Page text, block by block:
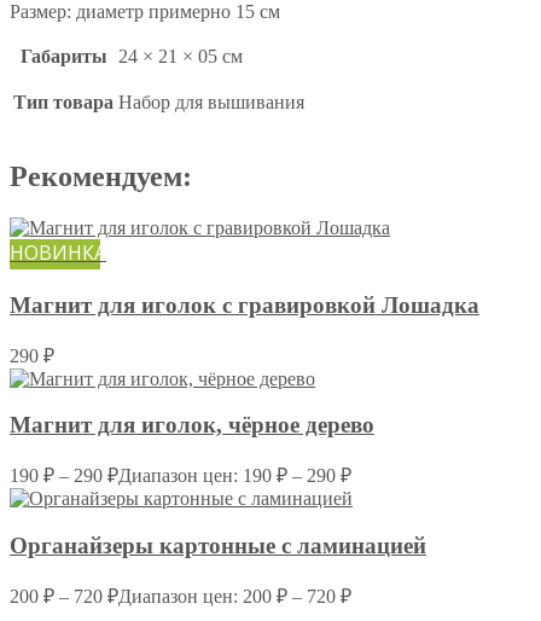
Размер: диаметр примерно 15 см
Габариты 24 × 21 × 05 см
Тип товара Набор для вышивания
Рекомендуем:
НОВИНКА
Магнит для иголок с гравировкой Лошадка
290 ₽
Магнит для иголок, чёрное дерево
190 ₽ – 290 ₽Диапазон цен: 190 ₽ – 290 ₽
Органайзеры картонные c ламинацией
200 ₽ – 720 ₽Диапазон цен: 200 ₽ – 720 ₽